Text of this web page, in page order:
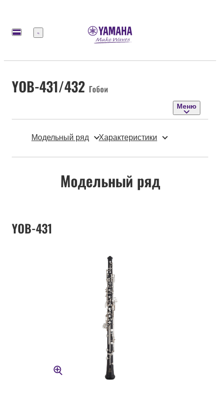
Меню
YOB-431/432 Гобои
Меню
Модельный ряд Характеристики
Модельный ряд
YOB-431